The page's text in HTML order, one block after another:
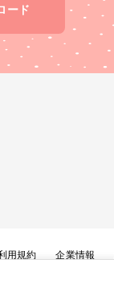
ード
用規約 企業情報